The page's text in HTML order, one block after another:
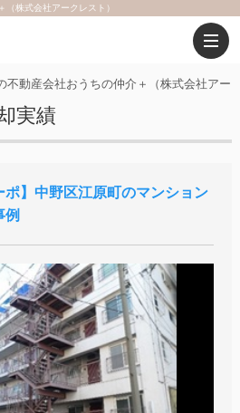
株式会社アークレスト）
不動産会社おうちの仲介＋（株式会社アー
実績
ポ
中野区江原町のマンション
例